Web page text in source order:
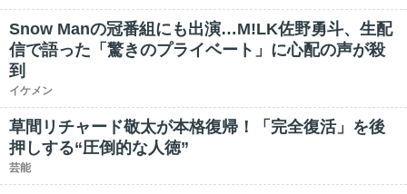
Snow Manの冠番組にも出演…M!LK佐野勇斗、生配
信で語った「驚きのプライベート」に心配の声が殺
到
イケメン
草間リチャード敬太が本格復帰！「完全復活」を後
押しする“圧倒的な人徳”
芸能